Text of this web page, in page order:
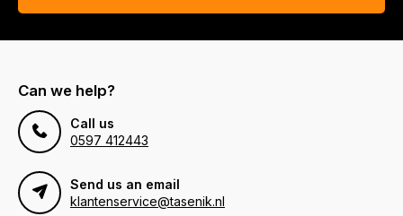
Can we help?
Call us
0597 412443
Send us an email
klantenservice@tasenik.nl